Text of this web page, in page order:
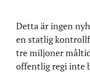
Detta är ingen
en statlig
tre miljoner
offentlig regi inte